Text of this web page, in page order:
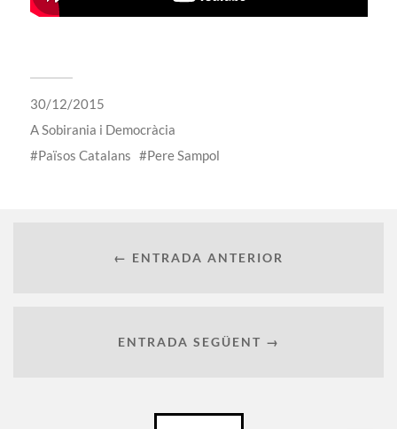
30/12/2015
ASobirania i Democràcia
Països Catalans
Pere Sampol
← ENTRADA ANTERIOR
ENTRADA SEGÜENT →